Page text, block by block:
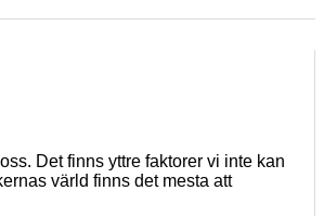
Det finns yttre faktorer vi inte kan
värld finns det mesta att